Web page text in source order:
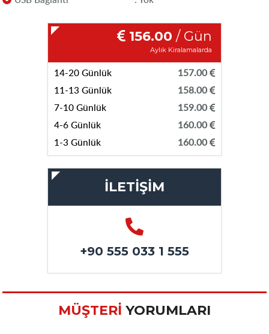
156.00 / Gün
Aylık Kiralamalarda
14-20 Günlük
11-13 Günlük
7-10 Günlük
4-6 Günlük
1-3 Günlük
157.00
158.00
159.00
160.00
160.00
İLETİŞİM
+90 555 033 1 555
MÜŞTERİ YORUMLARI